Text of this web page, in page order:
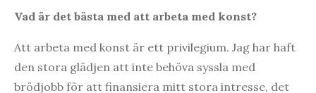
Vad är det bästa med att arbeta med konst?
Att arbeta med konst är ett privilegium. Jag har haft
den stora glädjen att inte behöva syssla med
brödjobb för att finansiera mitt stora intresse, det